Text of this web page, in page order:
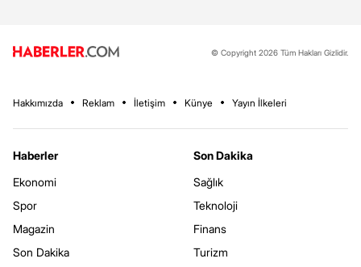
© Copyright 2026 Tüm Hakları Gizlidir.
Hakkımızda Reklam İletişim Künye Yayın İlkeleri
Haberler
Ekonomi
Spor
Magazin
Son Dakika
Son Dakika
Sağlık
Teknoloji
Finans
Turizm